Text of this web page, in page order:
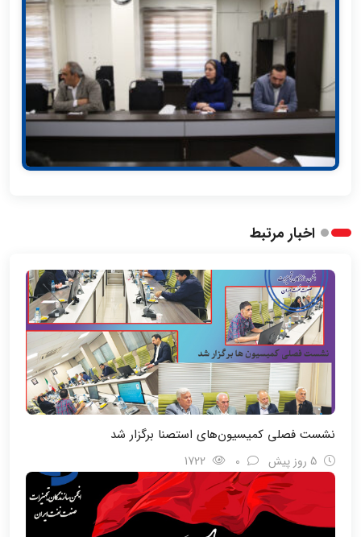
اخبار مرتبط
نشست فصلی کمیسیون‌های استصنا برگزار شد